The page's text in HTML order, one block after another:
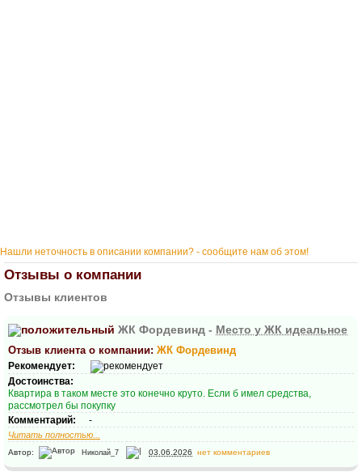
Нашли неточность в описании компании? - сообщите нам об этом!
Отзывы о компании
Отзывы клиентов
ЖК Фордевинд - Место у ЖК идеальное
Отзыв клиента о компании: ЖК Фордевинд
Рекомендует:
Достоинства:
Квартира в таком месте это конечно круто. Если б имел средства,
рассмотрел бы покупку
Комментарий:
-
Читать полностью...
Автор: Николай_7 03.06.2026 нет комментариев